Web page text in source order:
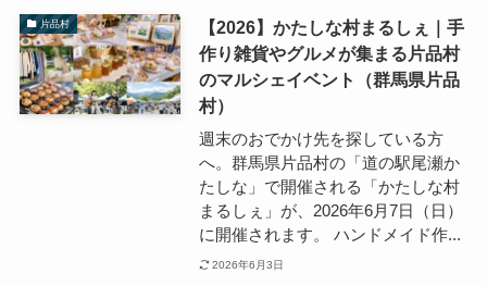
片品村
【2026】かたしな村まるしぇ｜手
作り雑貨やグルメが集まる片品村
のマルシェイベント（群馬県片品
村）
週末のおでかけ先を探している方
へ。群馬県片品村の「道の駅尾瀬か
たしな」で開催される「かたしな村
まるしぇ」が、2026年6月7日（日）
に開催されます。 ハンドメイド作...
2026年6月3日